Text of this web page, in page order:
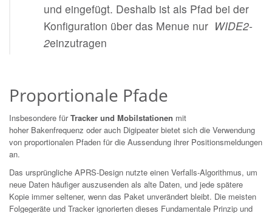
und eingefügt. Deshalb ist als Pfad bei der
Konfiguration über das Menue nur WIDE2-
2einzutragen
Proportionale Pfade
Insbesondere fürTracker und Mobilstationen mit
hoher Bakenfrequenz oder auch Digipeater bietet sich die Verwendung
von proportionalen Pfaden für die Aussendung ihrer Positionsmeldungen
an.
Das ursprüngliche APRS-Design nutzte einen Verfalls-Algorithmus, um
neue Daten häufiger auszusenden als alte Daten, und jede spätere
Kopie immer seltener, wenn das Paket unverändert bleibt. Die meisten
Folgegeräte und Tracker ignorierten dieses Fundamentale Prinzip und